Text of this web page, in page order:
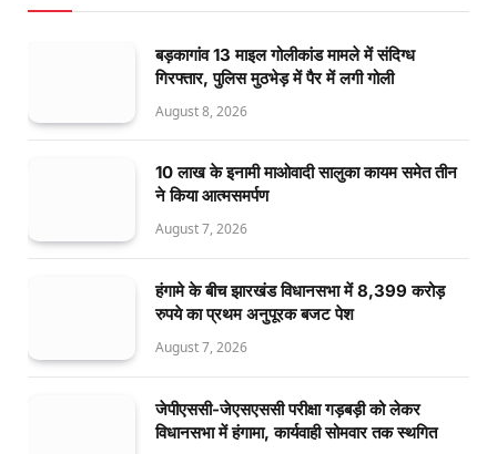
बड़कागांव 13 माइल गोलीकांड मामले में संदिग्ध
गिरफ्तार, पुलिस मुठभेड़ में पैर में लगी गोली
August 8, 2026
10 लाख के इनामी माओवादी सालुका कायम समेत तीन
ने किया आत्मसमर्पण
August 7, 2026
हंगामे के बीच झारखंड विधानसभा में 8,399 करोड़
रुपये का प्रथम अनुपूरक बजट पेश
August 7, 2026
जेपीएससी-जेएसएससी परीक्षा गड़बड़ी को लेकर
विधानसभा में हंगामा, कार्यवाही सोमवार तक स्थगित